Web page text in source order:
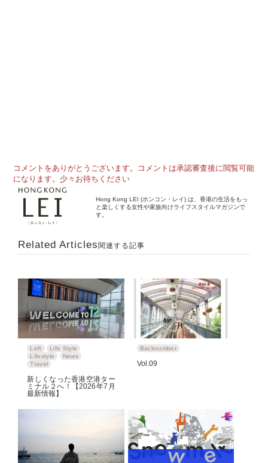
コメントをありがとうございます。コメントは承認審査後に閲覧可能
になります。少々お待ちください
Hong Kong LEI (ホンコン・レイ) は、香港の生活をもっ
と楽しくする女性や家族向けライフスタイルマガジンで
す。
Related Articles関連する記事
Left
Life Style
Lifestyle
News
Travel
新しくなった香港空港ター
ミナル２へ！【2026年7月
最新情報】
Backnumber
Vol.09